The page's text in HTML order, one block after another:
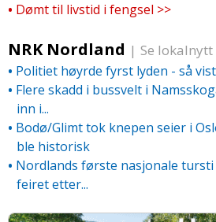
• Dømt til livstid i fengsel >>
NRK Nordland | Se lokalnytt
• Politiet høyrde fyrst lyden - så
• Flere skadd i bussvelt i
inn i...
• Bodø/­Glimt tok knepen seier i
ble historisk
• Nordlands første nasjonale
feiret etter...